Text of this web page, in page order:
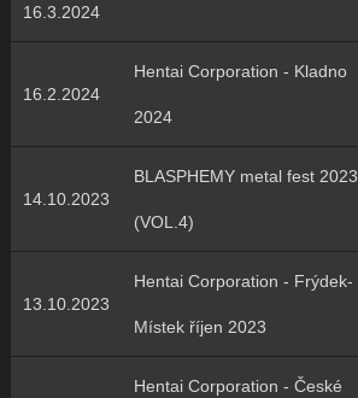
16.3.2024
16.2.2024
Hentai Corporation - Kladno
2024
14.10.2023
BLASPHEMY metal fest 2023
(VOL.4)
13.10.2023
Hentai Corporation - Frýdek-
Místek říjen 2023
Hentai Corporation - České